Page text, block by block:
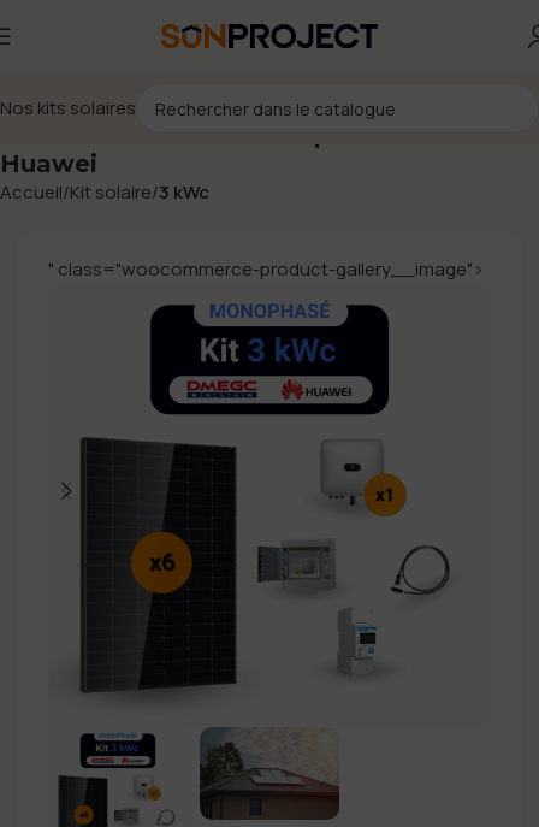
Nos kits solaires
Huawei
Accueil Kit solaire 3 kWc
" class="woocommerce-product-gallery__image">